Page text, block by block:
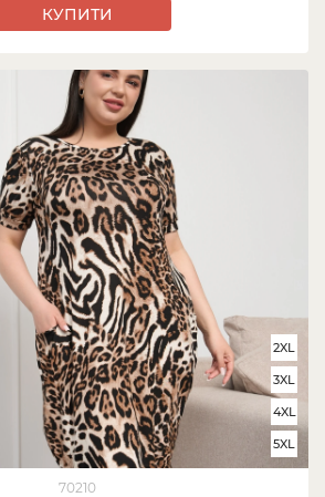
КУПИТИ
70210
2XL
3XL
4XL
5XL